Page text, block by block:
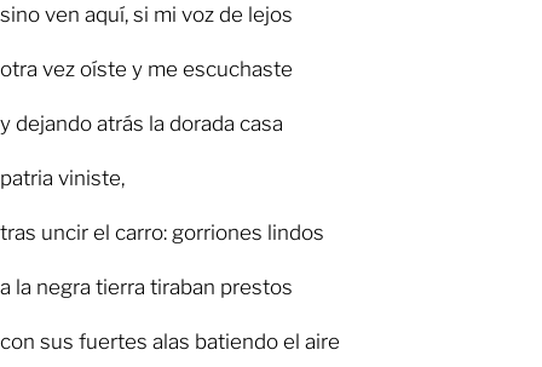
sino ven aquí, si mi voz de lejos
otra vez oíste y me escuchaste
y dejando atrás la dorada casa
patria viniste,
tras uncir el carro: gorriones lindos
a la negra tierra tiraban prestos
con sus fuertes alas batiendo el aire